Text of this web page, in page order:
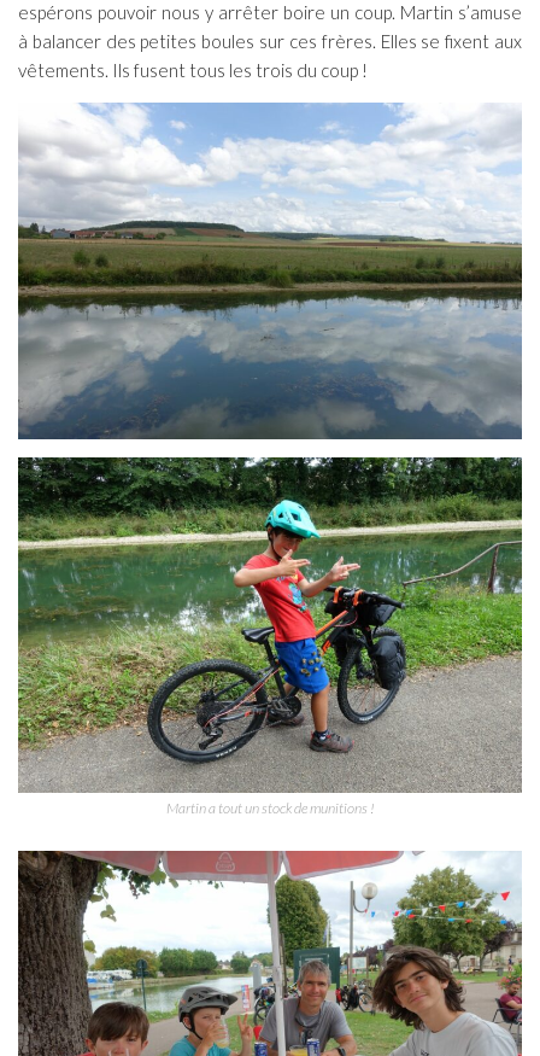
espérons pouvoir nous y arrêter boire un coup. Martin s’amuse
à balancer des petites boules sur ces frères. Elles se fixent aux
vêtements. Ils fusent tous les trois du coup !
Martin a tout un stock de munitions !